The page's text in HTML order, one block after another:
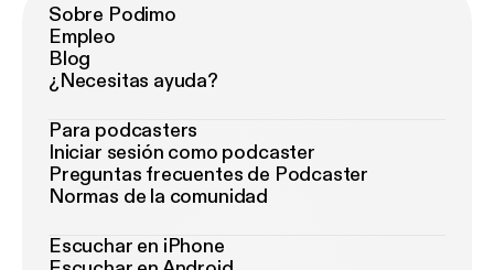
Sobre Podimo
Empleo
Blog
¿Necesitas ayuda?
Para podcasters
Iniciar sesión como podcaster
Preguntas frecuentes de Podcaster
Normas de la comunidad
Escuchar en iPhone